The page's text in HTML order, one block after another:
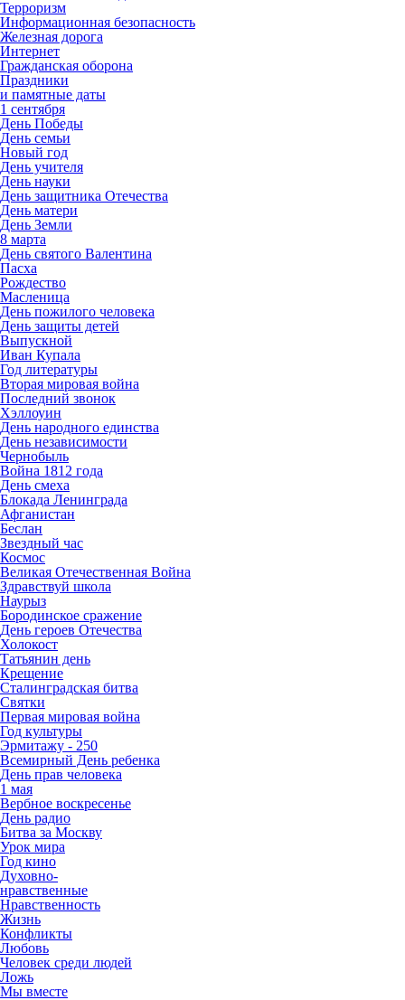
Терроризм
Информационная безопасность
Железная дорога
Интернет
Гражданская оборона
Праздники
и памятные даты
1 сентября
День Победы
День семьи
Новый год
День учителя
День науки
День защитника Отечества
День матери
День Земли
8 марта
День святого Валентина
Пасха
Рождество
Масленица
День пожилого человека
День защиты детей
Выпускной
Иван Купала
Год литературы
Вторая мировая война
Последний звонок
Хэллоуин
День народного единства
День независимости
Чернобыль
Война 1812 года
День смеха
Блокада Ленинграда
Афганистан
Беслан
Звездный час
Космос
Великая Отечественная Война
Здравствуй школа
Наурыз
Бородинское сражение
День героев Отечества
Холокост
Татьянин день
Крещение
Сталинградская битва
Святки
Первая мировая война
Год культуры
Эрмитажу - 250
Всемирный День ребенка
День прав человека
1 мая
Вербное воскресенье
День радио
Битва за Москву
Урок мира
Год кино
Духовно-
нравственные
Нравственность
Жизнь
Конфликты
Любовь
Человек среди людей
Ложь
Мы вместе